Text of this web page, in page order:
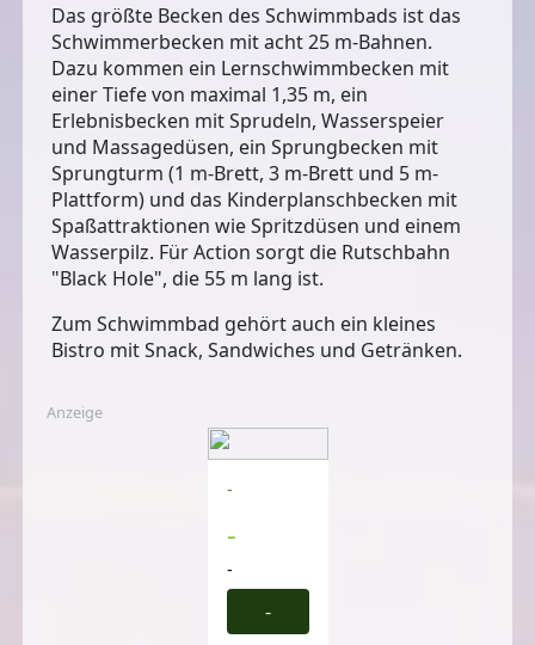
Das größte Becken des Schwimmbads ist das
Schwimmerbecken mit acht 25 m-Bahnen.
Dazu kommen ein Lernschwimmbecken mit
einer Tiefe von maximal 1,35 m, ein
Erlebnisbecken mit Sprudeln, Wasserspeier
und Massagedüsen, einSprungbecken mit
Sprungturm (1 m-Brett, 3 m-Brett und 5 m-
Plattform) und das Kinderplanschbecken mit
Spaßattraktionen wie Spritzdüsen und einem
Wasserpilz. Für Action sorgt die Rutschbahn
"Black Hole", die 55 m lang ist.
Zum Schwimmbad gehört auch ein kleines
Bistro mit Snack, Sandwiches und Getränken.
Anzeige
-
-
-
-